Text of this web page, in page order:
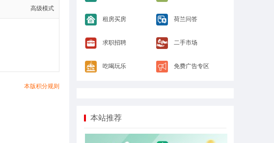
高级模式
本版积分规则
租房买房 荷兰问答
求职招聘 二手市场
吃喝玩乐 免费广告专区
本站推荐